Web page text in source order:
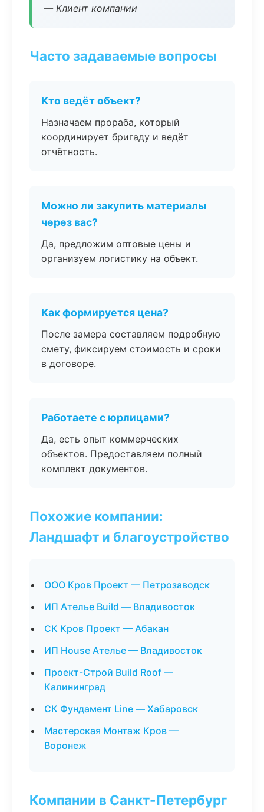
— Клиент компании
Часто задаваемые вопросы
Кто ведёт объект?
Назначаем прораба, который
координирует бригаду и ведёт
отчётность.
Можно ли закупить материалы
через вас?
Да, предложим оптовые цены и
организуем логистику на объект.
Как формируется цена?
После замера составляем подробную
смету, фиксируем стоимость и сроки
в договоре.
Работаете с юрлицами?
Да, есть опыт коммерческих
объектов. Предоставляем полный
комплект документов.
Похожие компании:
Ландшафт и благоустройство
ООО Кров Проект — Петрозаводск
ИП Ателье Build — Владивосток
СК Кров Проект — Абакан
ИП House Ателье — Владивосток
Проект-Строй Build Roof —
Калининград
СК Фундамент Line — Хабаровск
Мастерская Монтаж Кров —
Воронеж
Компании в Санкт-Петербург